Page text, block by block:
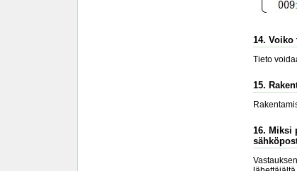
14. Voiko
Tieto
15.
16. Miksi